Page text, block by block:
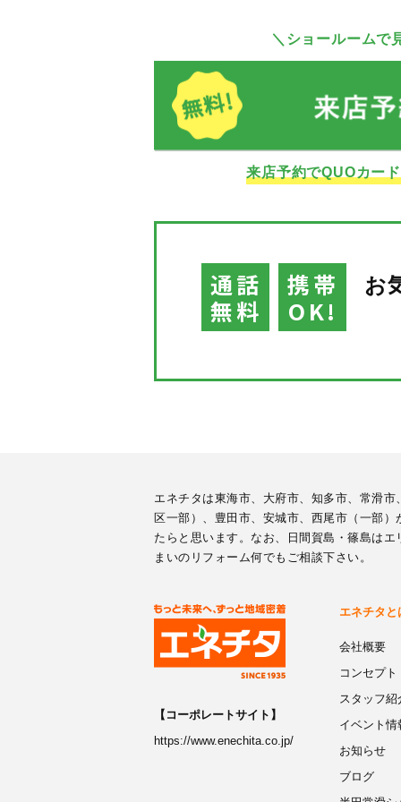
＼ショールームで
来店予約でQUOカー
通話
無料
携帯
OK!
お
エネチタは東海市、大府市、知多市、常滑
区一部）、豊田市、安城市、西尾市（一部
たらと思います。なお、日間賀島・篠島は
まいのリフォーム何でもご相談下さい。
【コーポレートサイト】
https://www.enechita.co.jp/
エネチタと
会社概要
コンセプト
スタッフ紹
イベント情
お知らせ
ブログ